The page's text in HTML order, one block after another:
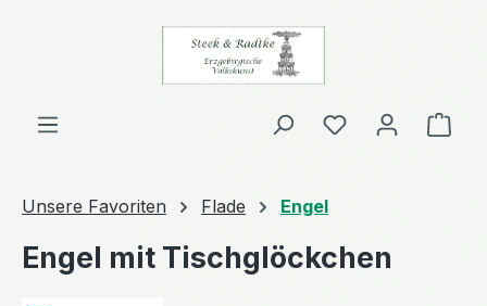
Zum Hauptinhalt springen
Unsere Favoriten Flade Engel
Engel mit Tischglöckchen